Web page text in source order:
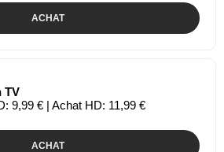
ACHAT
TV
9,99 € | Achat HD: 11,99 €
ACHAT